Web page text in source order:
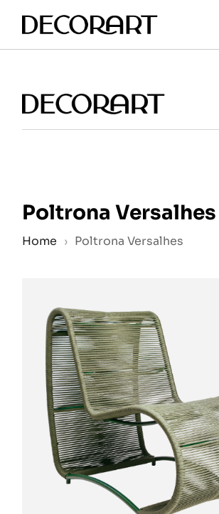
content
Poltrona Versalhes
Home › Poltrona Versalhes